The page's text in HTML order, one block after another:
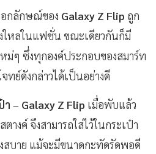
กลักษณ์ของ Galaxy Z Flip ถูก
หลในแฟชั่น ขณะเดียวกันก็มี
ม่ๆ ซึ่งทุกองค์ประกอบของสมาร์ท
ทย์ดังกล่าวได้เป็นอย่างดี
า – Galaxy Z Flip เมื่อพับแล้ว
างค์ จึงสามารถใส่ไว้ในกระเป๋า
สบาย แม้จะมีขนาดกะทัดรัดพอดี